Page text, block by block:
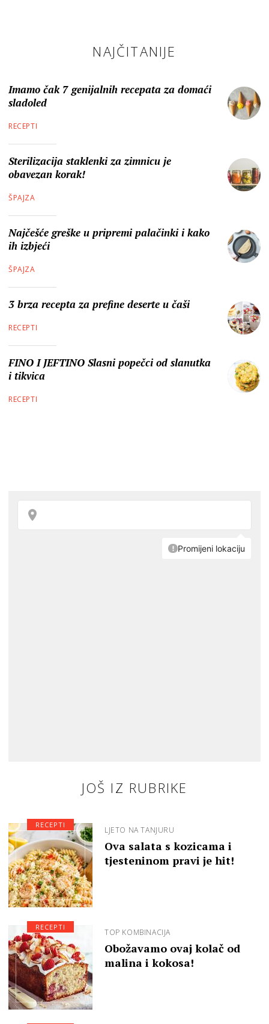
NAJČITANIJE
Imamo čak 7 genijalnih recepata za domaći
sladoled
RECEPTI
Sterilizacija staklenki za zimnicu je
obavezan korak!
ŠPAJZA
Najčešće greške u pripremi palačinki i kako
ih izbjeći
ŠPAJZA
3 brza recepta za prefine deserte u čaši
RECEPTI
FINO I JEFTINO Slasni popečci od slanutka
i tikvica
RECEPTI
JOŠ IZ RUBRIKE
LJETO NA TANJURU
Ova salata s kozicama i
tjesteninom pravi je hit!
RECEPTI
TOP KOMBINACIJA
Obožavamo ovaj kolač od
malina i kokosa!
RECEPTI